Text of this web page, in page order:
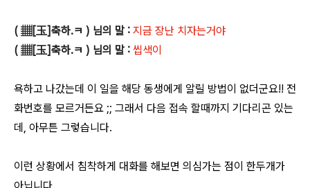
( ▦[玉]축하.ㅋ ) 님의 말 : 지금 장난 치자는거야
( ▦[玉]축하.ㅋ ) 님의 말 : 씹색이
욕하고 나갔는데 이 일을 해당 동생에게 알릴 방법이 없더군요!! 전
화번호를 모르거든요 ;; 그래서 다음 접속 할때까지 기다리곤 있는
데, 아무튼 그렇습니다.
이런 상황에서 침착하게 대화를 해보면 의심가는 점이 한두개가